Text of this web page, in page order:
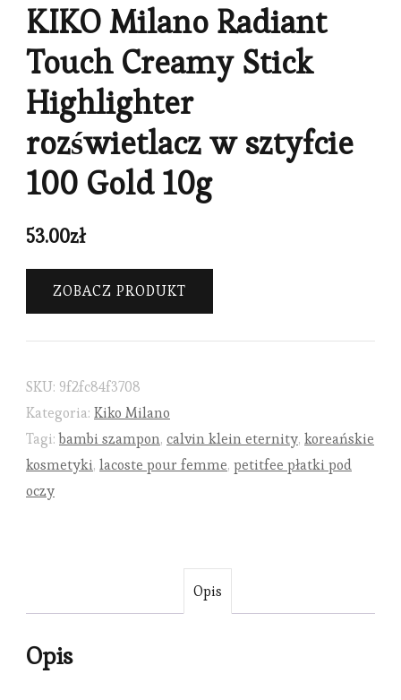
KIKO Milano Radiant
Touch Creamy Stick
Highlighter
rozświetlacz w sztyfcie
100 Gold 10g
53.00zł
ZOBACZ PRODUKT
SKU: 9f2fc84f3708
Kategoria: Kiko Milano
Tagi:bambi szampon, calvin klein eternity, koreańskie
kosmetyki, lacoste pour femme, petitfee płatki pod
oczy
Opis
Opis